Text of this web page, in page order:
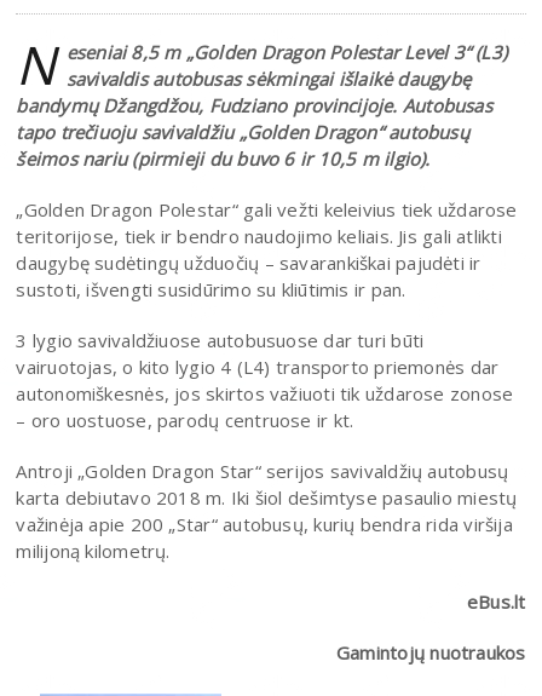
N eseniai 8,5 m „Golden Dragon Polestar Level 3“ (L3)
savivaldis autobusas sėkmingai išlaikė daugybę
bandymų Džangdžou, Fudziano provincijoje. Autobusas
tapo trečiuoju savivaldžiu „Golden Dragon“ autobusų
šeimos nariu (pirmieji du buvo 6 ir 10,5 m ilgio).
„Golden Dragon Polestar“ gali vežti keleivius tiek uždarose
teritorijose, tiek ir bendro naudojimo keliais. Jis gali atlikti
daugybę sudėtingų užduočių – savarankiškai pajudėti ir
sustoti, išvengti susidūrimo su kliūtimis ir pan.
3 lygio savivaldžiuose autobusuose dar turi būti
vairuotojas, o kito lygio 4 (L4) transporto priemonės dar
autonomiškesnės, jos skirtos važiuoti tik uždarose zonose
– oro uostuose, parodų centruose ir kt.
Antroji „Golden Dragon Star“ serijos savivaldžių autobusų
karta debiutavo 2018 m. Iki šiol dešimtyse pasaulio miestų
važinėja apie 200 „Star“ autobusų, kurių bendra rida viršija
milijoną kilometrų.
eBus.lt
Gamintojų nuotraukos